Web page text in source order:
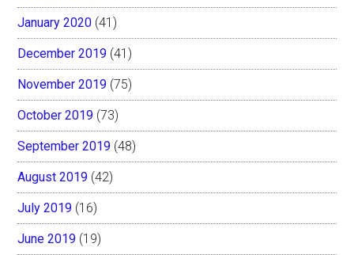
January 2020 (41)
December 2019 (41)
November 2019 (75)
October 2019 (73)
September 2019 (48)
August 2019 (42)
July 2019 (16)
June 2019 (19)